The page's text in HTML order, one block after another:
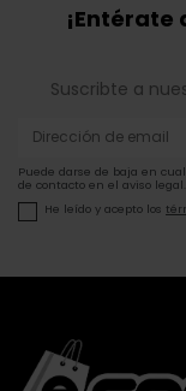
¡Entérate
Suscribte a
Puede darse de baja en
de contacto en el aviso legal.
He leído y acepto los